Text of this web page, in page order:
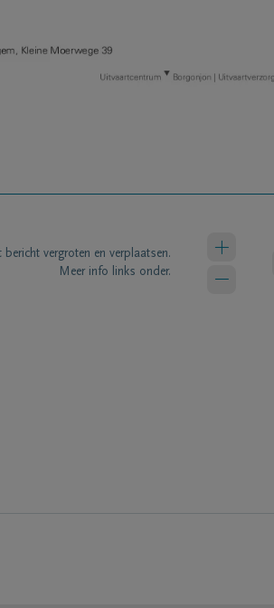
vergroten en verplaatsen.
Meer info links onder.